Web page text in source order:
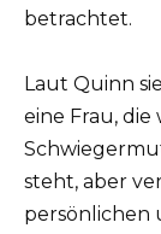
betrachtet.
Laut Quinn
eine Frau,
steht, aber
persönlichen